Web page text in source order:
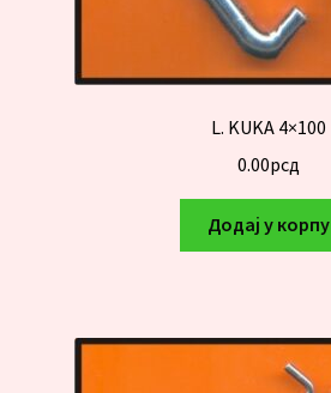
L. KUKA 4×100
0.00рсд
Додај у корпу